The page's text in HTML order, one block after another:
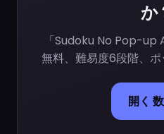
か
「Sudoku No Pop-up
無料、難易度6段階、ポ
開く